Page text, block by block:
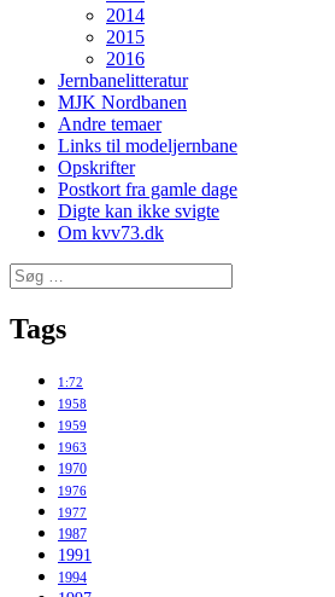
2014
2015
2016
Jernbanelitteratur
MJK Nordbanen
Andre temaer
Links til modeljernbane
Opskrifter
Postkort fra gamle dage
Digte kan ikke svigte
Om kvv73.dk
Søg
efter:
Tags
1:72
1958
1959
1963
1970
1976
1977
1987
1991
1994